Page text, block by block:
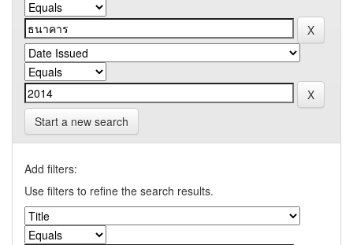
Start a new search
Add filters:
Use filters to refine the search results.